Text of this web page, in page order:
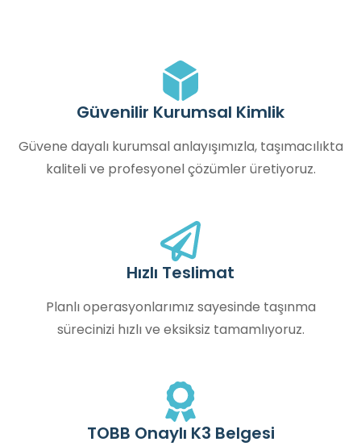
Güvenilir Kurumsal Kimlik
Güvene dayalı kurumsal anlayışımızla, taşımacılıkta
kaliteli ve profesyonel çözümler üretiyoruz.
Hızlı Teslimat
Planlı operasyonlarımız sayesinde taşınma
sürecinizi hızlı ve eksiksiz tamamlıyoruz.
TOBB Onaylı K3 Belgesi